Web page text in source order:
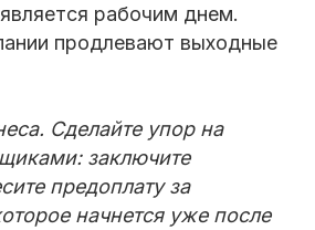
рабочим днем.
продлевают выходные
Сделайте упор на
заключите
предоплату за
начнется уже после